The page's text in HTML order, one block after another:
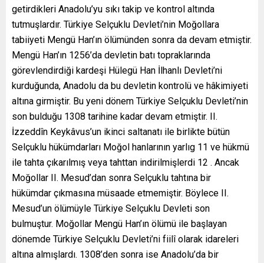
getirdikleri Anadolu’yu sıkı takip ve kontrol altında
tutmuşlardır. Türkiye Selçuklu Devleti’nin Moğollara
tabiiyeti Mengü Han’ın ölümünden sonra da devam etmiştir.
Mengü Han’ın 1256’da devletin batı topraklarında
görevlendirdiği kardeşi Hülegü Han İlhanlı Devleti’ni
kurduğunda, Anadolu da bu devletin kontrolü ve hâkimiyeti
altına girmiştir. Bu yeni dönem Türkiye Selçuklu Devleti’nin
son bulduğu 1308 tarihine kadar devam etmiştir. II.
İzzeddîn Keykâvus’un ikinci saltanatı ile birlikte bütün
Selçuklu hükümdarları Moğol hanlarının yarlıg 11 ve hükmü
ile tahta çıkarılmış veya tahttan indirilmişlerdi 12 . Ancak
Moğollar II. Mesud’dan sonra Selçuklu tahtına bir
hükümdar çıkmasına müsaade etmemiştir. Böylece II.
Mesud’un ölümüyle Türkiye Selçuklu Devleti son
bulmuştur. Moğollar Mengü Han’ın ölümü ile başlayan
dönemde Türkiye Selçuklu Devleti’ni fiilî olarak idareleri
altına almışlardı. 1308’den sonra ise Anadolu’da bir